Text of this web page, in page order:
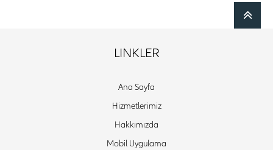
LINKLER
Ana Sayfa
Hizmetlerimiz
Hakkımızda
Mobil Uygulama